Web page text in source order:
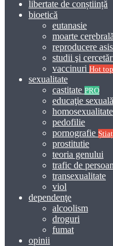
libertate de conștiință
bioetică
eutanasie
moarte cerebrală
reproducere
studii şi
vaccinuri Hot
sexualitate
castitate PRO
educaţie sexuală
homosexualitate
pedofilie
pornografie
prostitutie
teoria genului
trafic de
transexualitate
viol
dependenţe
alcoolism
droguri
fumat
opinii